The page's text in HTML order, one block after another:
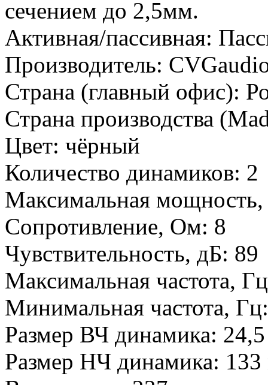
сечением до 2,5мм.
Активная/пассивная:
Производитель:
Страна (главный офис):
Страна производства
Цвет: чёрный
Количество динамиков: 2
Максимальная
Сопротивление, Ом: 8
Чувствительность, дБ: 89
Максимальная частота,
Минимальная частота,
Размер ВЧ динамика:
Размер НЧ динамика: